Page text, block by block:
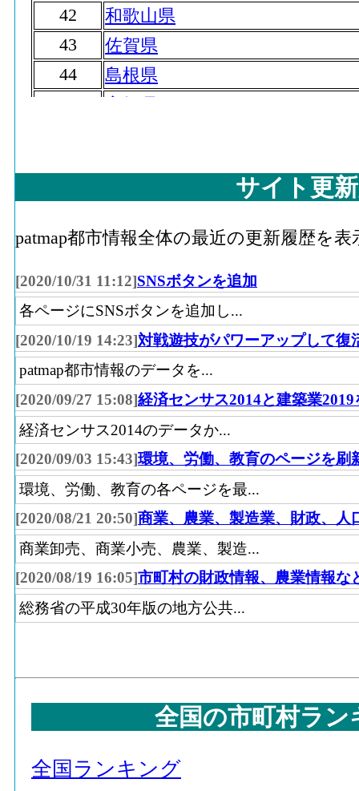
42
和歌山県
43
佐賀県
44
島根県
サイト更
patmap都市情報全体の最近の更新履歴を表
[2020/10/31 11:12]SNSボタンを追加
各ページにSNSボタンを追加し...
[2020/10/19 14:23]対戦遊技がパワーアップして復
patmap都市情報のデータを...
[2020/09/27 15:08]経済センサス2014と建築業2019
経済センサス2014のデータか...
[2020/09/03 15:43]環境、労働、教育のページを刷
環境、労働、教育の各ページを最...
[2020/08/21 20:50]商業、農業、製造業、財政、人
商業卸売、商業小売、農業、製造...
[2020/08/19 16:05]市町村の財政情報、農業情報な
総務省の平成30年版の地方公共...
全国の市町村ラ
全国ランキング